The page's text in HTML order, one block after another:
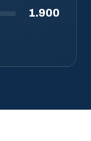
1.900